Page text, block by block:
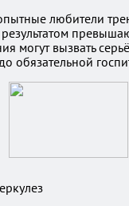
любители
могут вызвать
обязательной